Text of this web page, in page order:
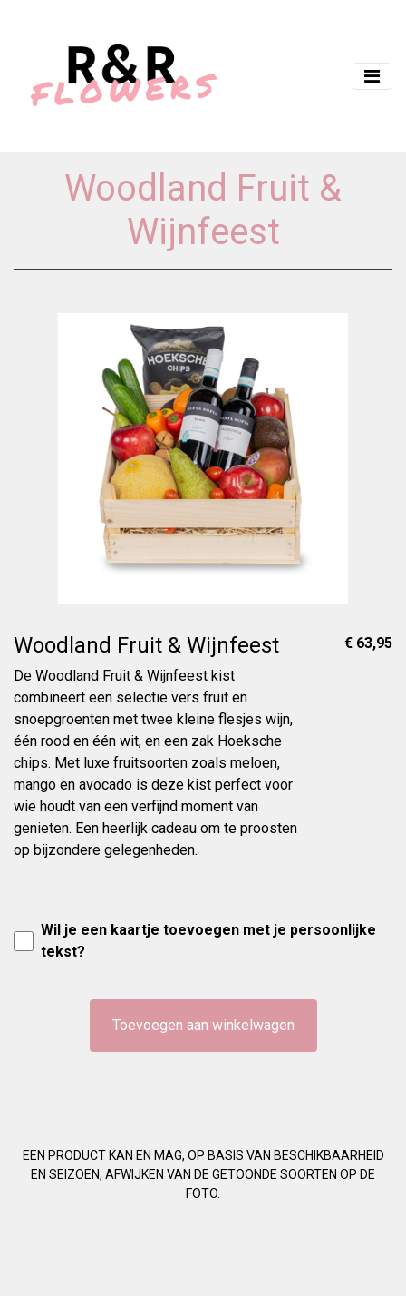
Woodland Fruit &
Wijnfeest
Woodland Fruit & Wijnfeest
De Woodland Fruit & Wijnfeest kist
combineert een selectie vers fruit en
snoepgroenten met twee kleine flesjes wijn,
één rood en één wit, en een zak Hoeksche
chips. Met luxe fruitsoorten zoals meloen,
mango en avocado is deze kist perfect voor
wie houdt van een verfijnd moment van
genieten. Een heerlijk cadeau om te proosten
op bijzondere gelegenheden.
€ 63,95
Wil je een kaartje toevoegen met je persoonlijke
tekst?
Toevoegen aan winkelwagen
EEN PRODUCT KAN EN MAG, OP BASIS VAN BESCHIKBAARHEID
EN SEIZOEN, AFWIJKEN VAN DE GETOONDE SOORTEN OP DE
FOTO.